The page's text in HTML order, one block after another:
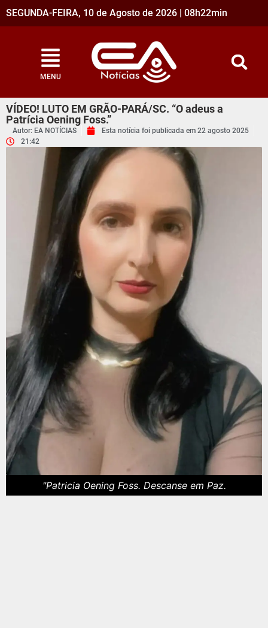
SEGUNDA-FEIRA, 10 de Agosto de 2026 | 08h22min
MENU
VÍDEO! LUTO EM GRÃO-PARÁ/SC. “O adeus a
Patrícia Oening Foss.”
Autor: EA NOTÍCIAS Esta notícia foi publicada em 22 agosto 2025
21:42
"Patricia Oening Foss. Descanse em Paz.